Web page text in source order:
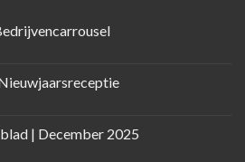
| December 2025